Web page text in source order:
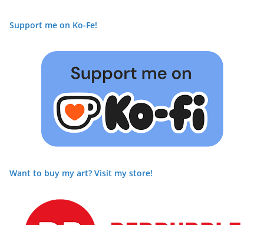
Support me on Ko-Fe!
Want to buy my art? Visit my store!